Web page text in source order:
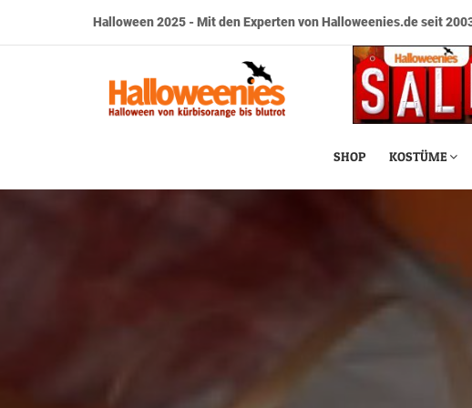
Halloween 2025 - Mit den Experten von Halloweenies.de seit
SHOP KOSTÜME